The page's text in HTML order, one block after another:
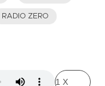
RADIO ZERO